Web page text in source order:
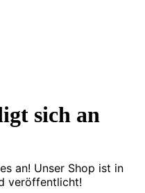
sich an
an! Unser Shop ist in
veröffentlicht!